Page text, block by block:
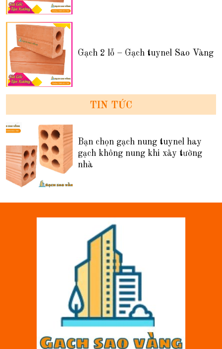
Gạch 2 lỗ – Gạch tuynel Sao Vàng
TIN TỨC
Bạn chọn gạch nung tuynel hay
gạch không nung khi xây tường
nhà